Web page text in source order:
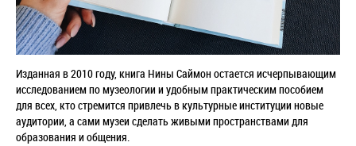
Изданная в 2010 году, книга Нины Саймон остается исчерпывающим
исследованием по музеологии и удобным практическим пособием
для всех, кто стремится привлечь в культурные институции новые
аудитории, а сами музеи сделать живыми пространствами для
образования и общения.